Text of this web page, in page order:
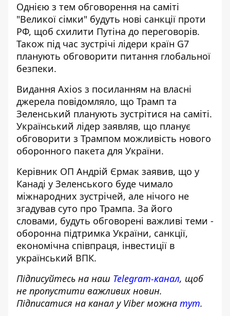
Однією з тем обговорення на саміті
"Великої сімки" будуть нові санкції проти
РФ, щоб схилити Путіна до переговорів.
Також під час зустрічі лідери країн G7
планують обговорити питання глобальної
безпеки.
Видання Axios з посиланням на власні
джерела повідомляло, що Трамп та
Зеленський планують зустрітися на саміті.
Український лідер заявляв, що планує
обговорити з Трампом можливість нового
оборонного пакета для України.
Керівник ОП Андрій Єрмак заявив, що у
Канаді у Зеленського буде чимало
міжнародних зустрічей, але нічого не
згадував суто про Трампа. За його
словами, будуть обговорені важливі теми -
оборонна підтримка України, санкції,
економічна співпраця, інвестиції в
український ВПК.
Підписуйтесь на наш Telegram-канал, щоб
не пропустити важливих новин.
Підписатися на канал у Viber можна тут.